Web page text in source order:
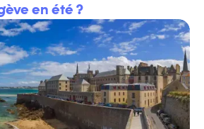
en été​ ?